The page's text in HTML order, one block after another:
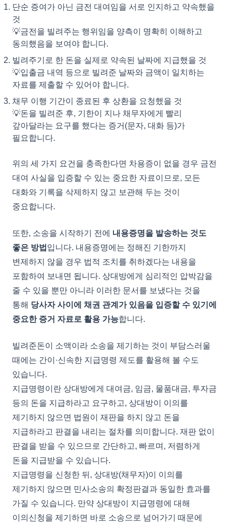
단순 증여가 아닌 금전 대여임을 서로 인지하고 약속했을
것
💡금전을 빌려주는 행위임을 양측이 명확히 이해하고
동의했음을 보여야 합니다.
빌려주기로 한 돈을 실제로 약속된 날짜에 지급했을 것
💡입출금 내역 등으로 빌려준 날짜와 금액이 일치하는
자료를 제출할 수 있어야 합니다.
채무 이행 기간이 종료된 후 상환을 요청했을 것
💡돈을 빌려준 후, 기한이 지나 채무자에게 빨리
갚아달라는 요구를 했다는 증거(문자, 대화 등)가
필요합니다.
위의 세 가지 요건을 충족한다면 차용증이 없을 경우 금전
대여 사실을 입증할 수 있는 중요한 자료이므로, 모든
대화와 기록을 삭제하지 않고 보관해 두는 것이
중요합니다.
또한, 소송을 시작하기 전에 내용증명을 발송하는 것도
좋은 방법 입니다. 내용증명에는 정해진 기한까지
변제하지 않을 경우 법적 조치를 취하겠다는 내용을
포함하여 보내면 됩니다. 상대방에게 심리적인 압박감을
줄 수 있을 뿐만 아니라 이러한 문서를 보냈다는 것을
통해 당사자 사이에 채권 관계가 있음을 입증할 수 있기에
중요한 증거 자료로 활용 가능합니다.
빌려준돈이 소액이라 소송을 제기하는 것이 부담스러울
때에는 간이·신속한 지급명령 제도를 활용해 볼 수도
있습니다.
지급명령이란 상대방에게 대여금, 임금, 물품대금, 투자금
등의 돈을 지급하라고 요구하고, 상대방이 이의를
제기하지 않으면 법원이 재판을 하지 않고 돈을
지급하라고 판결을 내리는 절차를 의미합니다. 재판 없이
판결을 받을 수 있으므로 간단하고, 빠르며, 저렴하게
돈을 지급받을 수 있습니다.
지급명령을 신청한 뒤, 상대방(채무자)이 이의를
제기하지 않으면 민사소송의 확정판결과 동일한 효과를
가질 수 있습니다. 만약 상대방이 지급명령에 대해
이의신청을 제기하면 바로 소송으로 넘어가기 때문에